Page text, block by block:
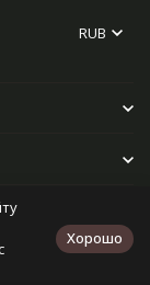
RUB
Хорошо